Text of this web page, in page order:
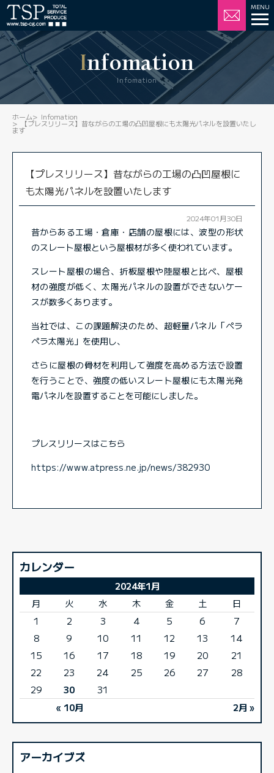
Infomation
Infomation
ホーム Infomation
【プレスリリース】昔ながらの工場の凸凹屋根にも太陽光パネルを設置いたし
ます
【プレスリリース】昔ながらの工場の凸凹屋根に
も太陽光パネルを設置いたします
2024年01月30日
昔からある工場・倉庫・店舗の屋根には、波型の形状
のスレート屋根という屋根材が多く使われています。
スレート屋根の場合、折板屋根や陸屋根と比べ、屋根
材の強度が低く、太陽光パネルの設置ができないケー
スが数多くあります。
当社では、この課題解決のため、超軽量パネル「ペラ
ペラ太陽光」を使用し、
さらに屋根の骨材を利用して強度を高める方法で設置
を行うことで、強度の低いスレート屋根にも太陽光発
電パネルを設置することを可能にしました。
プレスリリースはこちら
https://www.atpress.ne.jp/news/382930
カレンダー
2024年1月
月
火 水 木 金 土 日
« 10月 2月 »
1 2 3 4 5 6
7
8
9 10 11 12 13
14
15
16 17 18 19 20
21
22
23 24 25 26 27
28
29
30 31
アーカイブズ